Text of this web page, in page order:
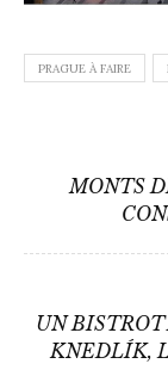
PRAGUE À FAIRE
de
l’article
MONTS
UN
KNEDLÍK,